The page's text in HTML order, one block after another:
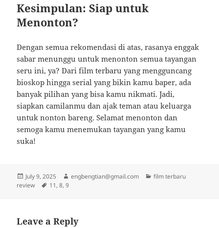
Kesimpulan: Siap untuk
Menonton?
Dengan semua rekomendasi di atas, rasanya enggak
sabar menunggu untuk menonton semua tayangan
seru ini, ya? Dari film terbaru yang mengguncang
bioskop hingga serial yang bikin kamu baper, ada
banyak pilihan yang bisa kamu nikmati. Jadi,
siapkan camilanmu dan ajak teman atau keluarga
untuk nonton bareng. Selamat menonton dan
semoga kamu menemukan tayangan yang kamu
suka!
Posted
on
July 9, 2025 Author
engbengtian@gmail.com Categories
film terbaru
review
Tags
11,8,9
Leave a Reply